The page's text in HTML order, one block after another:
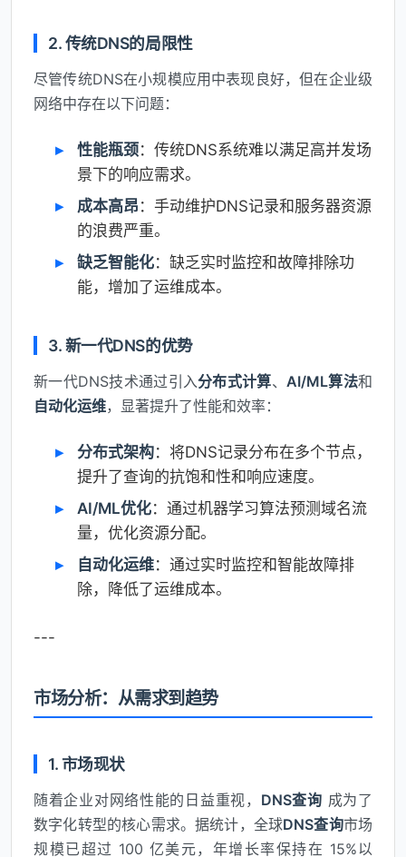
2. 传统DNS的局限性
尽管传统DNS在小规模应用中表现良好，但在企业级
网络中存在以下问题：
性能瓶颈：传统DNS系统难以满足高并发场
景下的响应需求。
成本高昂 ：手动维护DNS记录和服务器资源
的浪费严重。
缺乏智能化：缺乏实时监控和故障排除功
能，增加了运维成本。
3. 新一代DNS的优势
新一代DNS技术通过引入分布式计算、AI/ML算法和
自动化运维，显著提升了性能和效率：
分布式架构：将DNS记录分布在多个节点，
提升了查询的抗饱和性和响应速度。
AI/ML优化：通过机器学习算法预测域名流
量，优化资源分配。
自动化运维：通过实时监控和智能故障排
除，降低了运维成本。
---
市场分析：从需求到趋势
1. 市场现状
随着企业对网络性能的日益重视， DNS查询 成为了
数字化转型的核心需求。据统计，全球DNS查询市场
规模已超过 100 亿美元，年增长率保持在 15%以